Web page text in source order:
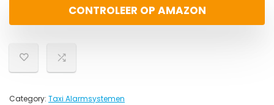
CONTROLEER OP AMAZON
Category: Taxi Alarmsystemen